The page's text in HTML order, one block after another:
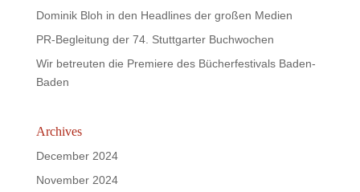
Dominik Bloh in den Headlines der großen Medien
PR-Begleitung der 74. Stuttgarter Buchwochen
Wir betreuten die Premiere des Bücherfestivals Baden-
Baden
Archives
December 2024
November 2024